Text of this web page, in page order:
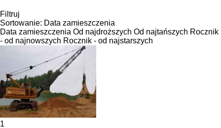
Filtruj
Sortowanie: Data zamieszczenia
Data zamieszczenia Od najdroższych Od najtańszych Rocznik
- od najnowszych Rocznik - od najstarszych
1